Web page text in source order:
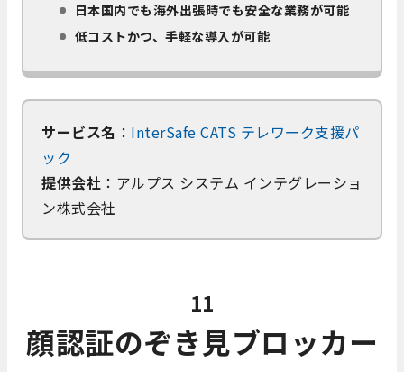
日本国内でも海外出張時でも安全な業務が可能
低コストかつ、手軽な導入が可能
サービス名 ： InterSafe CATS テレワーク支援パ
ック
提供会社 ：アルプス システム インテグレーショ
ン株式会社
11
顔認証のぞき見ブロッカー